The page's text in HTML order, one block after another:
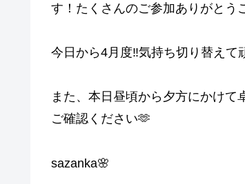
す！たくさんのご参加ありがとう
今日から4月度‼️気持ち切り替えて
また、本日昼頃から夕方にかけ
ご確認ください🫶
sazanka🌸